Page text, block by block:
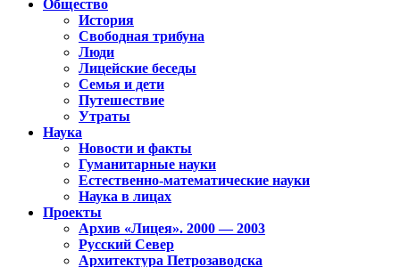
Общество
История
Свободная трибуна
Люди
Лицейские беседы
Семья и дети
Путешествие
Утраты
Наука
Новости и факты
Гуманитарные науки
Естественно-математические науки
Наука в лицах
Проекты
Архив «Лицея». 2000 — 2003
Русский Север
Архитектура Петрозаводска